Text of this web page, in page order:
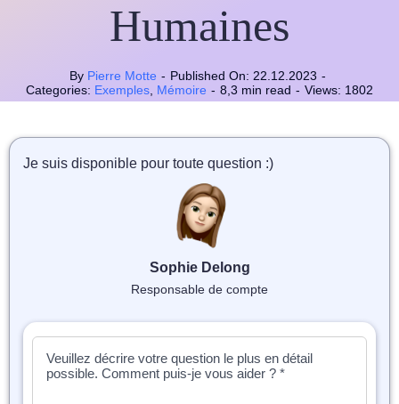
🎓
Humaines
By Pierre Motte - Published On: 22.12.2023 -
Categories: Exemples Mémoire - 8,3 min read - Views: 1802
Je suis disponible pour toute question :)
Sophie Delong
Responsable de compte